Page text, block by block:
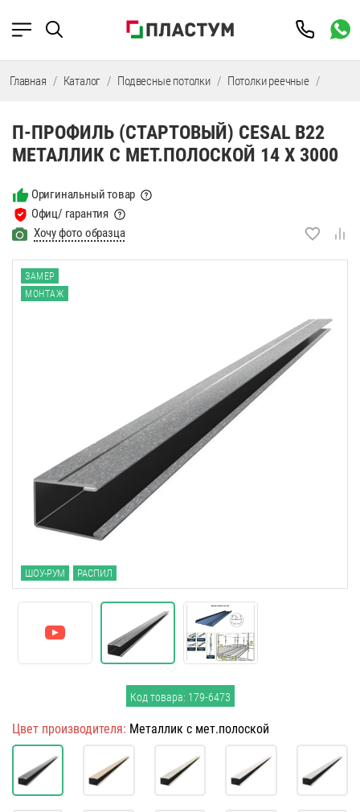
Главная Каталог Подвесные потолки Потолки реечные
П-ПРОФИЛЬ (СТАРТОВЫЙ) CESAL B22
МЕТАЛЛИК С МЕТ.ПОЛОСКОЙ 14 Х 3000
Оригинальный товар
Офиц/ гарантия
Хочу фото образца
ЗАМЕР
МОНТАЖ
ШОУ-РУМ РАСПИЛ
Код товара: 179-6473
Цвет производителя: Металлик с мет.полоской